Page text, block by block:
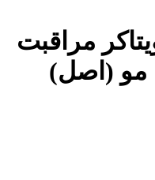
مراقبت
مو (اصل)